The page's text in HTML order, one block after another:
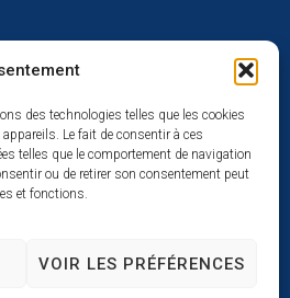
des technologies telles que les cookies
Le fait de consentir à ces
telles que le comportement de navigation
ou de retirer son consentement peut
et fonctions.
VOIR LES PRÉFÉRENCES